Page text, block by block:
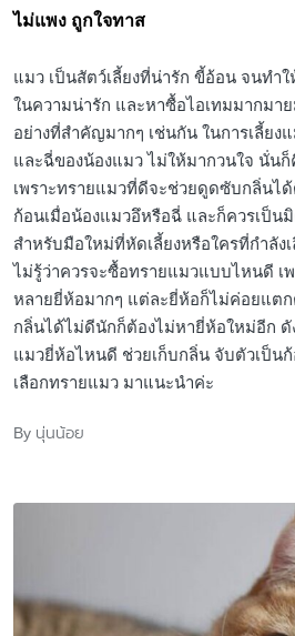
ไม่แพง ถูกใจทาส
แมว เป็นสัตว์เลี้ยงที่น่ารัก ขี้อ้อน จนทำ
ในความน่ารัก และหาซื้อไอเทมมากมา
อย่างที่สำคัญมากๆ เช่นกัน ในการเลี้ยง
และฉี่ของน้องแมว ไม่ให้มากวนใจ นั่น
เพราะทรายแมวที่ดีจะช่วยดูดซับกลิ่นไ
ก้อนเมื่อน้องแมวอึหรือฉี่ และก็ควรเป็น
สำหรับมือใหม่ที่หัดเลี้ยงหรือใครที่กำลัง
ไม่รู้ว่าควรจะซื้อทรายแมวแบบไหนดี เ
หลายยี่ห้อมากๆ แต่ละยี่ห้อก็ไม่ค่อยแต
กลิ่นได้ไม่ดีนักก็ต้องไม่หายี่ห้อใหม่อีก ดั
แมวยี่ห้อไหนดี ช่วยเก็บกลิ่น จับตัวเป็น
เลือกทรายแมว มาแนะนำค่ะ
Posted
By นุ่นน้อย